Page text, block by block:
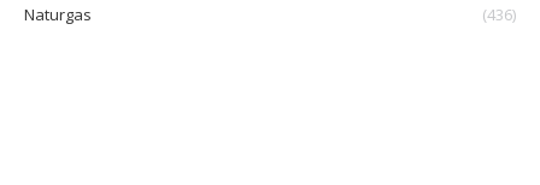
Naturgas
(436)